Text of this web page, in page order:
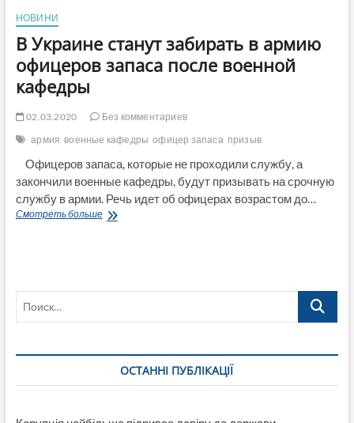
НОВИНИ
В Украине станут забирать в армию
офицеров запаса после военной
кафедры
02.03.2020
Без комментариев
армия военные кафедры офицер запаса призыв
Офицеров запаса, которые не проходили службу, а
закончили военные кафедры, будут призывать на срочную
службу в армии. Речь идет об офицерах возрастом до…
Смотреть большеВ
после
кафедры
Поиск…
ОСТАННІ ПУБЛІКАЦІЇ